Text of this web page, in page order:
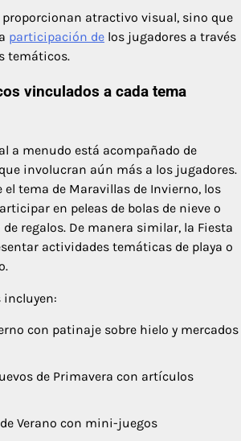
proporcionan atractivo visual, sino que
participación de los jugadores a través
temáticos.
vinculados a cada tema
a menudo está acompañado de
involucran aún más a los jugadores.
el tema de Maravillas de Invierno, los
en peleas de bolas de nieve o
regalos. De manera similar, la Fiesta
actividades temáticas de playa o
incluyen:
con patinaje sobre hielo y mercados
de Primavera con artículos
Verano con mini-juegos